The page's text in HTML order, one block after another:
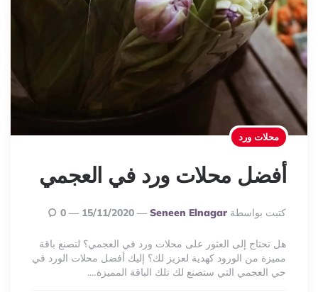
محلات ورد
أفضل محلات ورد في العجمي
Posted
كتبت بواسطة Seneen Elnagar
15/11/2020
0
هل تحتاج إلى العثور على محلات ورد في العجمي؟ لتصنع باقة
مميزة من الورود كهدية لعزيز لك؟ إليك أفضل محلات الورد في
حي العجمي التي ستصنع لك تلك الباقة المميزة….